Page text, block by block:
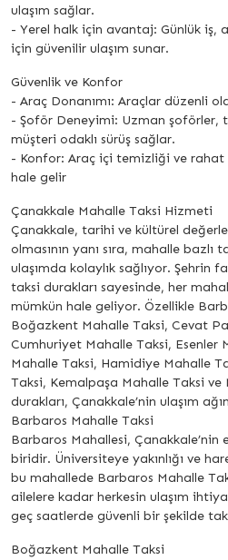
ulaşım sağlar.
- Yerel halk için avantaj: Günlük iş,
için güvenilir ulaşım sunar.
Güvenlik ve Konfor
- Araç Donanımı: Araçlar düzenli
- Şoför Deneyimi: Uzman şoförler,
müşteri odaklı sürüş sağlar.
- Konfor: Araç içi temizliği ve rahat
hale gelir
Çanakkale Mahalle Taksi Hizmeti
Çanakkale, tarihi ve kültürel
olmasının yanı sıra, mahalle bazlı
ulaşımda kolaylık sağlıyor. Şehrin
taksi durakları sayesinde, her
mümkün hale geliyor. Özellikle
Boğazkent Mahalle Taksi, Cevat
Cumhuriyet Mahalle Taksi, Esenler
Mahalle Taksi, Hamidiye Mahalle
Taksi, Kemalpaşa Mahalle Taksi
durakları, Çanakkale’nin ulaşım
Barbaros Mahalle Taksi
Barbaros Mahallesi, Çanakkale’nin
biridir. Üniversiteye yakınlığı ve
bu mahallede Barbaros Mahalle
ailelere kadar herkesin ulaşım
geç saatlerde güvenli bir şekilde
Boğazkent Mahalle Taksi